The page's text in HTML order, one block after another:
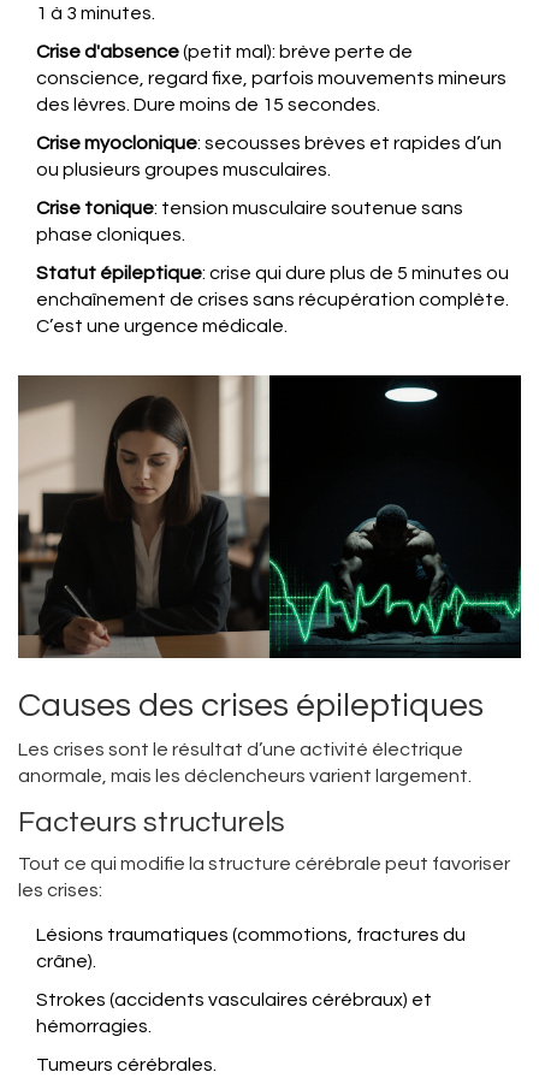
1 à 3 minutes.
Crise d'absence(petit mal): brève perte de
conscience, regard fixe, parfois mouvements mineurs
des lèvres. Dure moins de 15 secondes.
Crise myoclonique: secousses brèves et rapides d’un
ou plusieurs groupes musculaires.
Crise tonique: tension musculaire soutenue sans
phase cloniques.
Statut épileptique: crise qui dure plus de 5 minutes ou
enchaînement de crises sans récupération complète.
C’est une urgence médicale.
Causes des crises épileptiques
Les crises sont le résultat d’une activité électrique
anormale, mais les déclencheurs varient largement.
Facteurs structurels
Tout ce qui modifie la structure cérébrale peut favoriser
les crises:
Lésions traumatiques (commotions, fractures du
crâne).
Strokes (accidents vasculaires cérébraux) et
hémorragies.
Tumeurs cérébrales.